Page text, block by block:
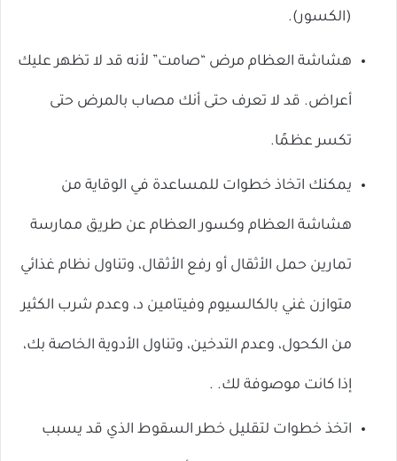
(الكسور).
هشاشة العظام مرض “صامت” لأنه قد لا تظهر عليك
أعراض. قد لا تعرف حتى أنك مصاب بالمرض حتى
تكسر عظمًا.
يمكنك اتخاذ خطوات للمساعدة في الوقاية من
هشاشة العظام وكسور العظام عن طريق ممارسة
تمارين حمل الأثقال أو رفع الأثقال، وتناول نظام غذائي
متوازن غني بالكالسيوم وفيتامين د، وعدم شرب الكثير
من الكحول، وعدم التدخين، وتناول الأدوية الخاصة بك،
إذا كانت موصوفة لك. .
اتخذ خطوات لتقليل خطر السقوط الذي قد يسبب